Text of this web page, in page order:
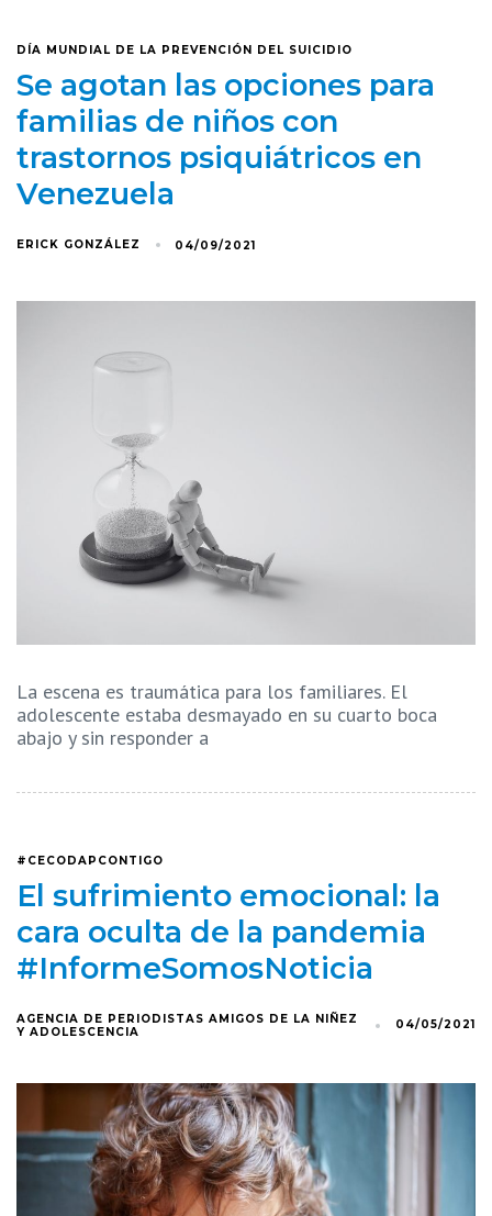
DÍA MUNDIAL DE LA PREVENCIÓN DEL SUICIDIO
Se agotan las opciones para
familias de niños con
trastornos psiquiátricos en
Venezuela
ERICK GONZÁLEZ 04/09/2021
La escena es traumática para los familiares. El
adolescente estaba desmayado en su cuarto boca
abajo y sin responder a
#CECODAPCONTIGO
El sufrimiento emocional: la
cara oculta de la pandemia
#InformeSomosNoticia
AGENCIA DE PERIODISTAS AMIGOS DE LA NIÑEZ
Y ADOLESCENCIA
04/05/2021